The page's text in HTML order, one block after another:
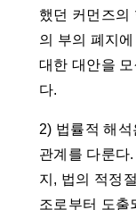
했던 커먼즈의
의 부의 폐지
대한 대안을
다.
2) 법률적 해석
관계를 다룬다
지, 법의 적정
조로부터 도출